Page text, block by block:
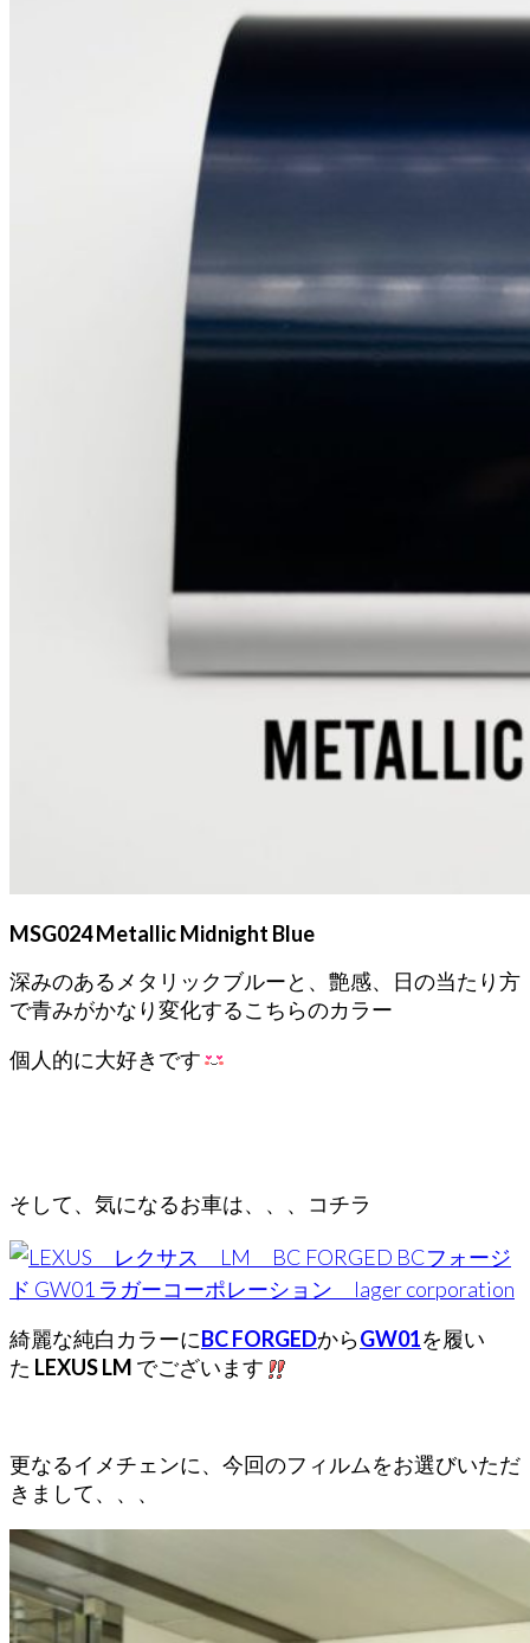
MSG024 Metallic Midnight Blue
深みのあるメタリックブルーと、艶感、日の当たり方
で青みがかなり変化するこちらのカラー
個人的に大好きです
そして、気になるお車は、、、コチラ
綺麗な純白カラーにBC FORGEDからGW01を履い
た LEXUS LM でございます
更なるイメチェンに、今回のフィルムをお選びいただ
きまして、、、